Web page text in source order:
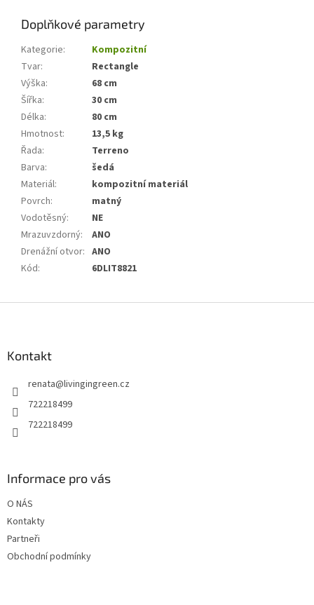
Doplňkové parametry
Kategorie:
Kompozitní
Tvar:
Rectangle
Výška:
68 cm
Šířka:
30 cm
Délka:
80 cm
Hmotnost:
13,5 kg
Řada:
Terreno
Barva:
šedá
Materiál:
kompozitní materiál
Povrch:
matný
Vodotěsný:
NE
Mrazuvzdorný:
ANO
Drenážní otvor: ANO
Kód: 6DLIT8821
Kontakt
renata@livingingreen.cz
722218499
722218499
Informace pro vás
O NÁS
Kontakty
Partneři
Obchodní podmínky